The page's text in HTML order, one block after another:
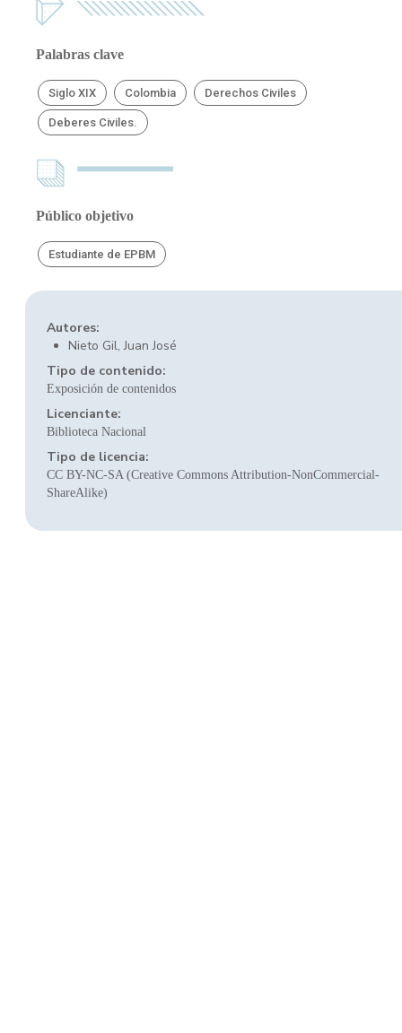
Palabras clave
Siglo XIX Colombia Derechos Civiles
Deberes Civiles.
Público objetivo
Estudiante de EPBM
Autores:
Nieto Gil, Juan José
Tipo de contenido:
Exposición de contenidos
Licenciante:
Biblioteca Nacional
Tipo de licencia:
CC BY-NC-SA (Creative Commons Attribution-NonCommercial-
ShareAlike)